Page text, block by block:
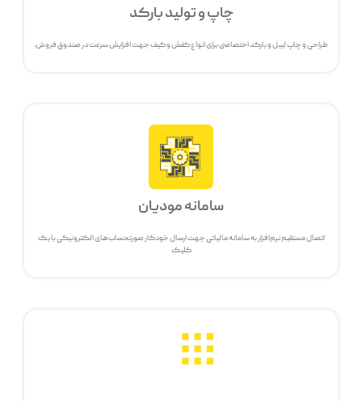
چاپ و تولید بارکد
طراحی و چاپ لیبل و بارکد اختصاصی برای انواع کفش و کیف جهت افزایش سرعت در صندوق فروش.
سامانه مودیان
اتصال مستقیم نرم‌افزار به سامانه مالیاتی جهت ارسال خودکار صورتحساب‌های الکترونیکی با یک
کلیک